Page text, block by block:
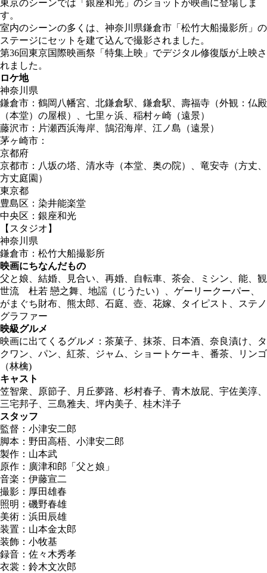
東京のシーンでは「銀座和光」のショットが映画に登場しま
す。
室内のシーンの多くは、神奈川県鎌倉市「松竹大船撮影所」の
ステージにセットを建て込んで撮影されました。
第36回東京国際映画祭「特集上映」でデジタル修復版が上映さ
れました。
ロケ地
神奈川県
鎌倉市：鶴岡八幡宮、北鎌倉駅、鎌倉駅、壽福寺（外観：仏殿
（本堂）の屋根）、七里ヶ浜、稲村ヶ崎（遠景）
藤沢市：片瀬西浜海岸、鵠沼海岸、江ノ島（遠景）
茅ヶ崎市：
京都府
京都市：八坂の塔、清水寺（本堂、奥の院）、竜安寺（方丈、
方丈庭園）
東京都
豊島区：染井能楽堂
中央区：銀座和光
【スタジオ】
神奈川県
鎌倉市：松竹大船撮影所
映画にちなんだもの
父と娘、結婚、見合い、再婚、自転車、茶会、ミシン、能、観
世流 杜若 戀之舞、地謡（じうたい）、ゲーリークーパー、
がまぐち財布、熊太郎、石庭、壺、花嫁、タイピスト、ステノ
グラファー
映級グルメ
映画に出てくるグルメ：茶菓子、抹茶、日本酒、奈良漬け、タ
クワン、パン、紅茶、ジャム、ショートケーキ、番茶、リンゴ
（林檎)
キャスト
笠智衆、原節子、月丘夢路、杉村春子、青木放屁、宇佐美淳、
三宅邦子、三島雅夫、坪内美子、桂木洋子
スタッフ
監督：小津安二郎
脚本：野田高梧、小津安二郎
製作：山本武
原作：廣津和郎「父と娘」
音楽：伊藤宣二
撮影：厚田雄春
照明：磯野春雄
美術：浜田辰雄
装置：山本金太郎
装飾：小牧基
録音：佐々木秀孝
衣裳：鈴木文次郎